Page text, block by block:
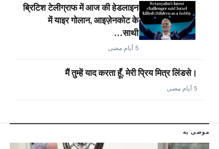
ब्रिटिश टेलीग्राफ में आज की हेडलाइन
में याइर गोलान, आइज़ेनकोट के
साथी…
5 أيام مضى
मैं तुम्हें याद करता हूँ, मेरी प्रिय मित्र लिंडसे।
5 أيام مضى
موصى به